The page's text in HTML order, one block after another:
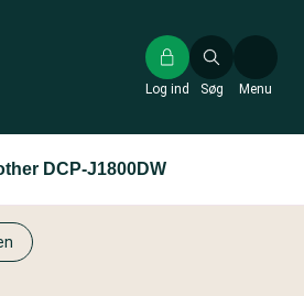
Søg
Log ind Menu
DCP-J1800DW